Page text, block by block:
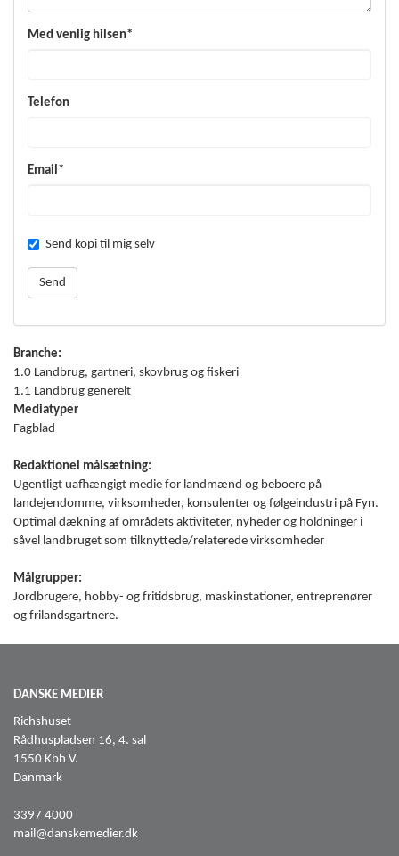
Med venlig hilsen*
Telefon
Email*
Send kopi til mig selv
Branche:
1.0 Landbrug, gartneri, skovbrug og fiskeri
1.1 Landbrug generelt
Mediatyper
Fagblad
Redaktionel målsætning:
Ugentligt uafhængigt medie for landmænd og beboere på
landejendomme, virksomheder, konsulenter og følgeindustri på Fyn.
Optimal dækning af områdets aktiviteter, nyheder og holdninger i
såvel landbruget som tilknyttede/relaterede virksomheder
Målgrupper:
Jordbrugere, hobby- og fritidsbrug, maskinstationer, entreprenører
og frilandsgartnere.
DANSKE MEDIER
Richshuset
Rådhuspladsen 16, 4. sal
1550 Kbh V.
Danmark
3397 4000
mail@danskemedier.dk